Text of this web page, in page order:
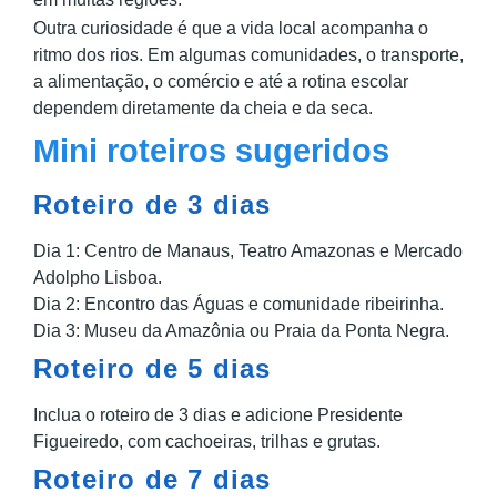
Outra curiosidade é que a vida local acompanha o
ritmo dos rios. Em algumas comunidades, o transporte,
a alimentação, o comércio e até a rotina escolar
dependem diretamente da cheia e da seca.
Mini roteiros sugeridos
Roteiro de 3 dias
Dia 1: Centro de Manaus, Teatro Amazonas e Mercado
Adolpho Lisboa.
Dia 2: Encontro das Águas e comunidade ribeirinha.
Dia 3: Museu da Amazônia ou Praia da Ponta Negra.
Roteiro de 5 dias
Inclua o roteiro de 3 dias e adicione Presidente
Figueiredo, com cachoeiras, trilhas e grutas.
Roteiro de 7 dias